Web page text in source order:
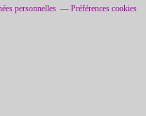
personnelles Préférences cookies